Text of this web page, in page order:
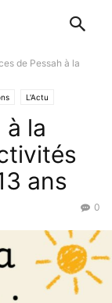
de Pessah à la
L'Actu
à la
ans
0